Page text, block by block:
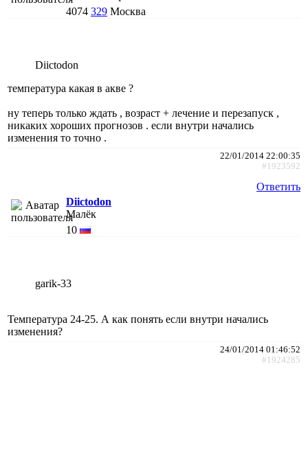
4074 329 Москва
Diictodon
температура какая в акве ?
ну теперь только ждать , возраст + лечение и перезапуск ,
никаких хороших прогнозов . если внутри начались
изменения то точно .
22/01/2014 22:00:35
#1923592
Ответить
Diictodon
Малёк
10
garik-33
Температура 24-25. А как понять если внутри начались
изменения?
24/01/2014 01:46:52
#1924285